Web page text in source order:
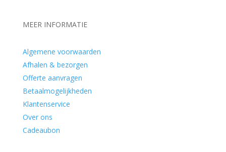
MEER INFORMATIE
Algemene voorwaarden
Afhalen & bezorgen
Offerte aanvragen
Betaalmogelijkheden
Klantenservice
Over ons
Cadeaubon